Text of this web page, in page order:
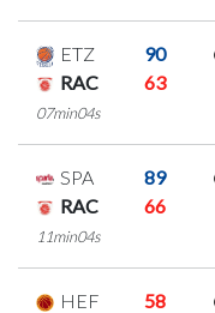
ETZ
90
RAC
63
07min04s
SPA
89
RAC
66
11min04s
HEF
58